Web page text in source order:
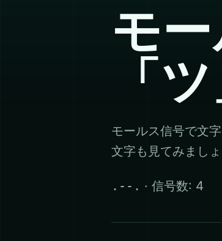
モ
「ツ
モールス信号で文
文字も見てみましょ
.--. · 信号数: 4